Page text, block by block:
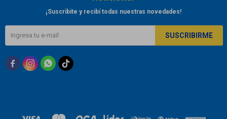
¡Suscribite y recibí todas nuestras novedades!
SUSCRIBIRME
  